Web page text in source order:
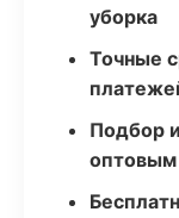
уборка
Точные
Подбор